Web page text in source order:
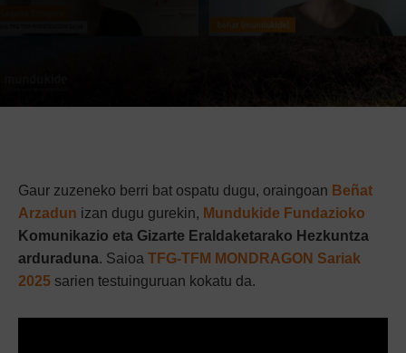
Gaur zuzeneko berri bat ospatu dugu, oraingoan Beñat
Arzadun izan dugu gurekin, Mundukide Fundazioko
Komunikazio eta Gizarte Eraldaketarako Hezkuntza
arduraduna. Saioa TFG-TFM MONDRAGON Sariak
2025 sarien testuinguruan kokatu da.